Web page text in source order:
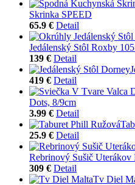
Skrinka SPEED
65.9 € Detail
Jedálenský Stôl Roxby
139 € Detail
419 € Detail
Dots, 8/9cm
3.99 € Detail
25.9 € Detail
Rebrinový Sušič Uterákov
309 € Detail
Tv Diel